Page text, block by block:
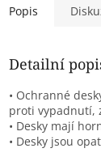
Popis
Detailní
• Ochranné
proti vypadnutí,
• Desky mají
• Desky jsou